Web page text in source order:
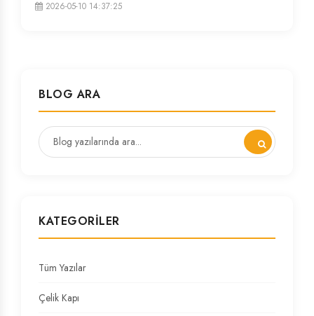
2026-05-10 14:37:25
BLOG ARA
KATEGORILER
Tüm Yazılar
Çelik Kapı